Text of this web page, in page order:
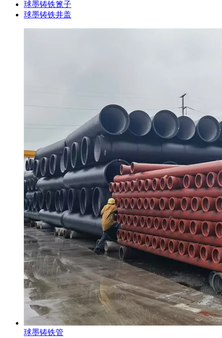
球墨铸铁篦子
球墨铸铁井盖
球墨铸铁管